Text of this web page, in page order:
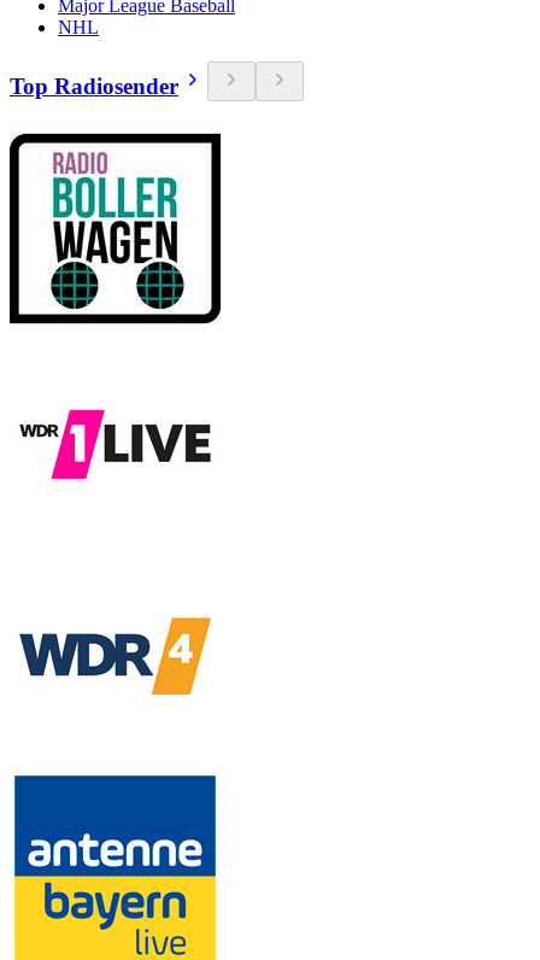
Major League Baseball
NHL
Top Radiosender